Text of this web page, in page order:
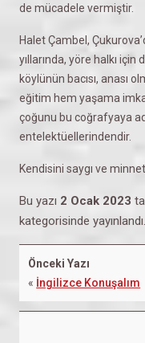
de mücadele vermiştir.
Halet Çambel,
yıllarında, yöre halkı
köylünün bacısı, anası
eğitim hem yaşama
çoğunu bu coğrafyaya
entelektüellerindendir.
Kendisini saygı ve
Bu yazı 2 Ocak 2023
kategorisinde yayınlandı.
Önceki Yazı
« İngilizce Konuşalım